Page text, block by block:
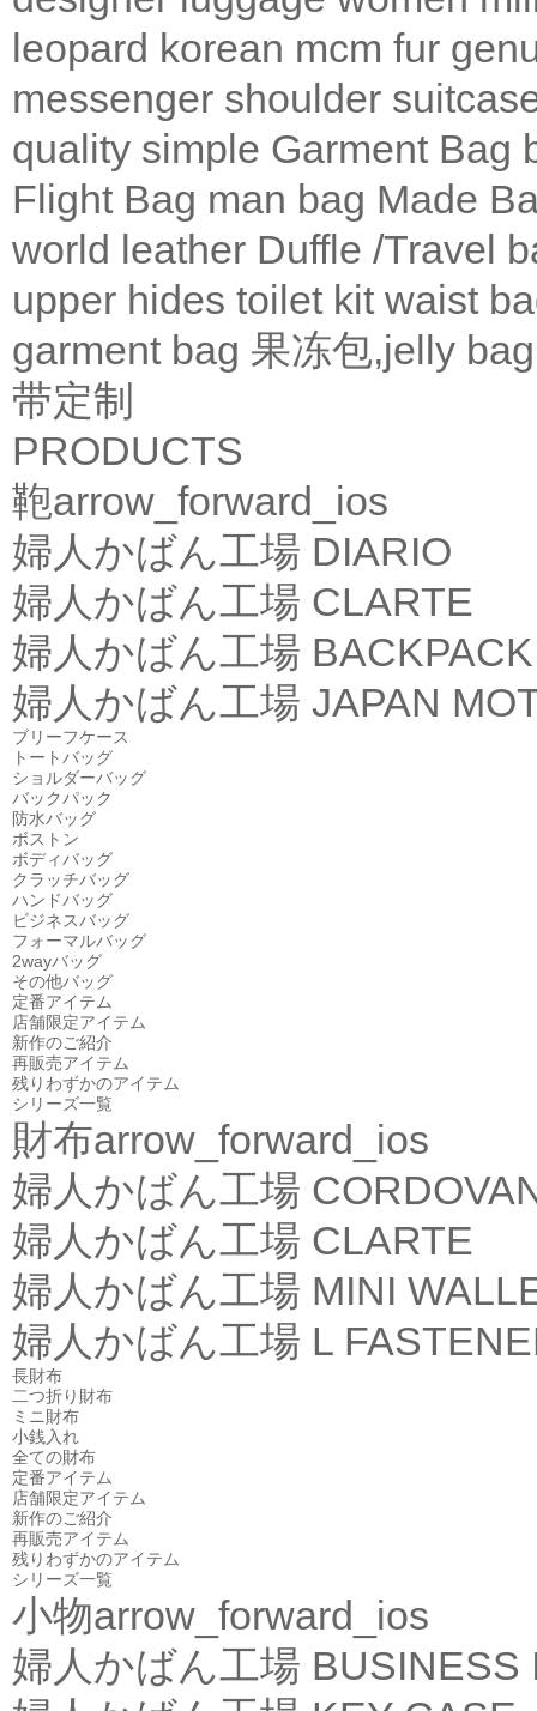
leopard korean mcm fur
messenger shoulder
quality simple Garment Bag
Flight Bag man bag Made
world leather Duffle /Travel
upper hides toilet kit waist
garment bag 果冻包,jelly bag
带定制
PRODUCTS
鞄arrow_forward_ios
婦人かばん工場 DIARIO
婦人かばん工場 CLARTE
婦人かばん工場 BACKPACK
婦人かばん工場 JAPAN
ブリーフケース
トートバッグ
ショルダーバッグ
バックパック
防水バッグ
ボストン
ボディバッグ
クラッチバッグ
ハンドバッグ
ビジネスバッグ
フォーマルバッグ
2wayバッグ
その他バッグ
定番アイテム
店舗限定アイテム
新作のご紹介
再販売アイテム
残りわずかのアイテム
シリーズ一覧
財布arrow_forward_ios
婦人かばん工場
婦人かばん工場 CLARTE
婦人かばん工場 MINI
婦人かばん工場 L
長財布
二つ折り財布
ミニ財布
小銭入れ
全ての財布
定番アイテム
店舗限定アイテム
新作のご紹介
再販売アイテム
残りわずかのアイテム
シリーズ一覧
小物arrow_forward_ios
婦人かばん工場 BUSINESS